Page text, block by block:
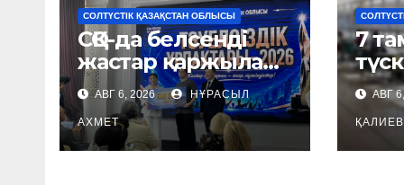
СОЛТҮСТІК ҚАЗАҚСТАН ОБЛЫСЫ
СҚО-да белсенді
жастар қаржылай
гранттарға ие
болды
АВГ 6, 2026 НҰРАСЫЛ
АХМЕТ
7
АВГ